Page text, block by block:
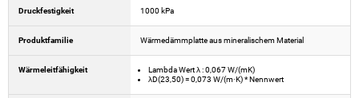
Druckfestigkeit 1000 kPa
Produktfamilie Wärmedämmplatte aus mineralischem Material
Wärmeleitfähigkeit
Lambda Wert λ : 0,067 W/(mK)
λD(23,50) = 0,073 W/(m·K) * Nennwert